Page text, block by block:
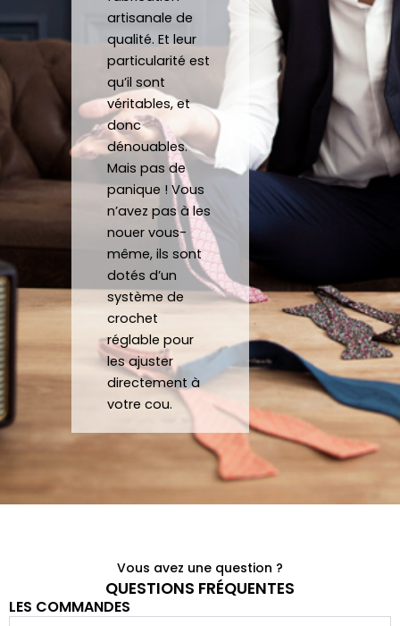
noeu
ds
es de
nnés
à
quelq
ues
kilom
ètres
de
chez
Merci
coup
à eux
encor
e!
artisanale de
qualité. Et leur
particularité est
qu’il sont
véritables, et
donc
dénouables.
Mais pas de
panique ! Vous
n’avez pas à les
nouer vous-
même, ils sont
dotés d’un
système de
crochet
réglable pour
les ajuster
directement à
votre cou.
Vous avez une question ?
QUESTIONS FRÉQUENTES
LES COMMANDES